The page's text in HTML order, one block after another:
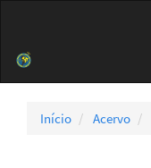
Barra
Início Acervo